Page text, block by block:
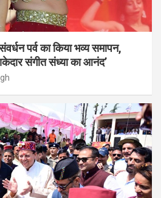
पर्व का किया भव्य समापन,
संगीत संध्या का आनंद’